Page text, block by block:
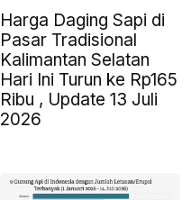
Harga Daging Sapi di
Pasar Tradisional
Kalimantan Selatan
Hari Ini Turun ke Rp165
Ribu , Update 13 Juli
2026